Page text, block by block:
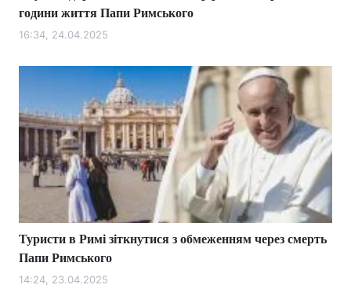
години життя Папи Римського
16:34, 24.04.2025
Туристи в Римі зіткнутися з обмеженням через смерть
Папи Римського
14:24, 23.04.2025